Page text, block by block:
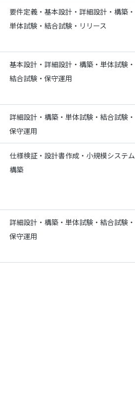
要件定義・基本設計・詳細設計・構築・
単体試験・結合試験・リリース
基本設計・詳細設計・構築・単体試験・
結合試験・保守運用
詳細設計・構築・単体試験・結合試験・
保守運用
仕様検証・設計書作成・小規模システム
構築
詳細設計・構築・単体試験・結合試験・
保守運用